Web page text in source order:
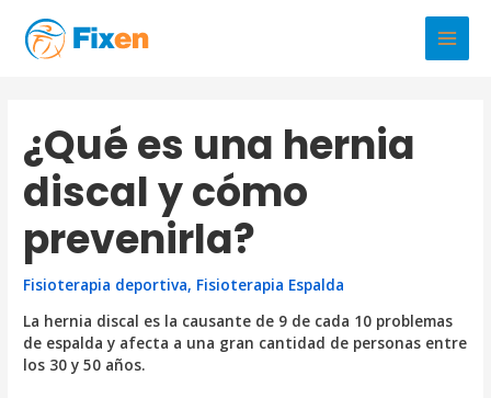
contenido
Main
¿Qué es una hernia
discal y cómo
prevenirla?
Fisioterapia deportiva, Fisioterapia Espalda
La hernia discal es la causante de 9 de cada 10 problemas
de espalda y afecta a una gran cantidad de personas entre
los 30 y 50 años.